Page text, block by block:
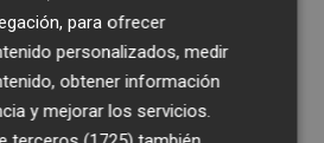
para ofrecer
personalizados, medir
obtener información
y mejorar los servicios.